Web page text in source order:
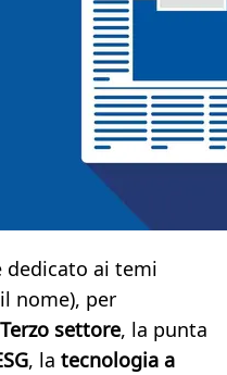
dedicato ai temi
nome), per
settore, la punta
, la tecnologia a